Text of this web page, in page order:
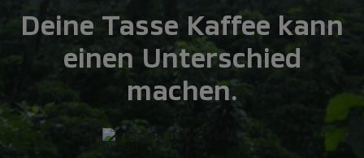
Deine Tasse Kaffee kann
einen Unterschied
machen.